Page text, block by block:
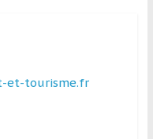
et-tourisme.fr